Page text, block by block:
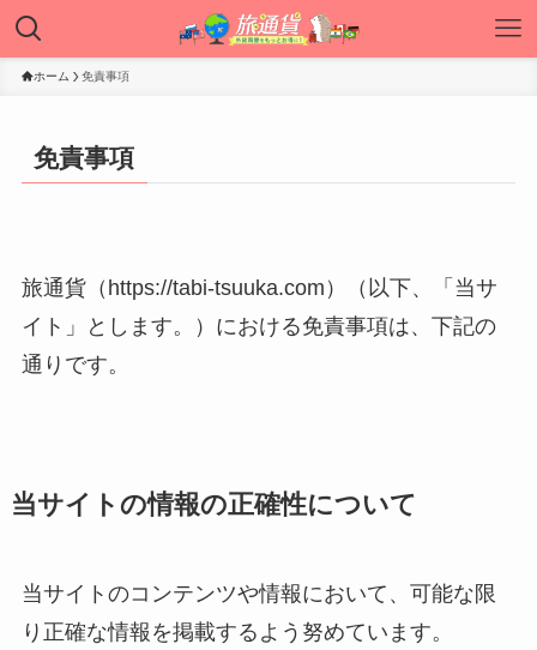
ホーム 免責事項
免責事項
旅通貨（https://tabi-tsuuka.com）（以下、「当サ
イト」とします。）における免責事項は、下記の
通りです。
当サイトの情報の正確性について
当サイトのコンテンツや情報において、可能な限
り正確な情報を掲載するよう努めています。